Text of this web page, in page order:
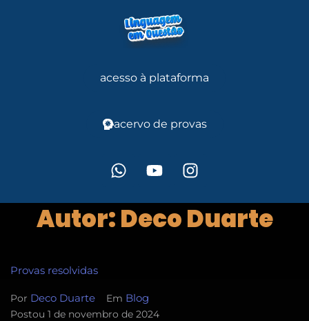
acesso à plataforma
acervo de provas
Autor:Deco Duarte
Provas resolvidas
Por Deco Duarte Em Blog
Postou 1 de novembro de 2024